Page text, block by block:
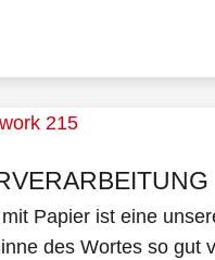
Papier ist eine
des Wortes so gut